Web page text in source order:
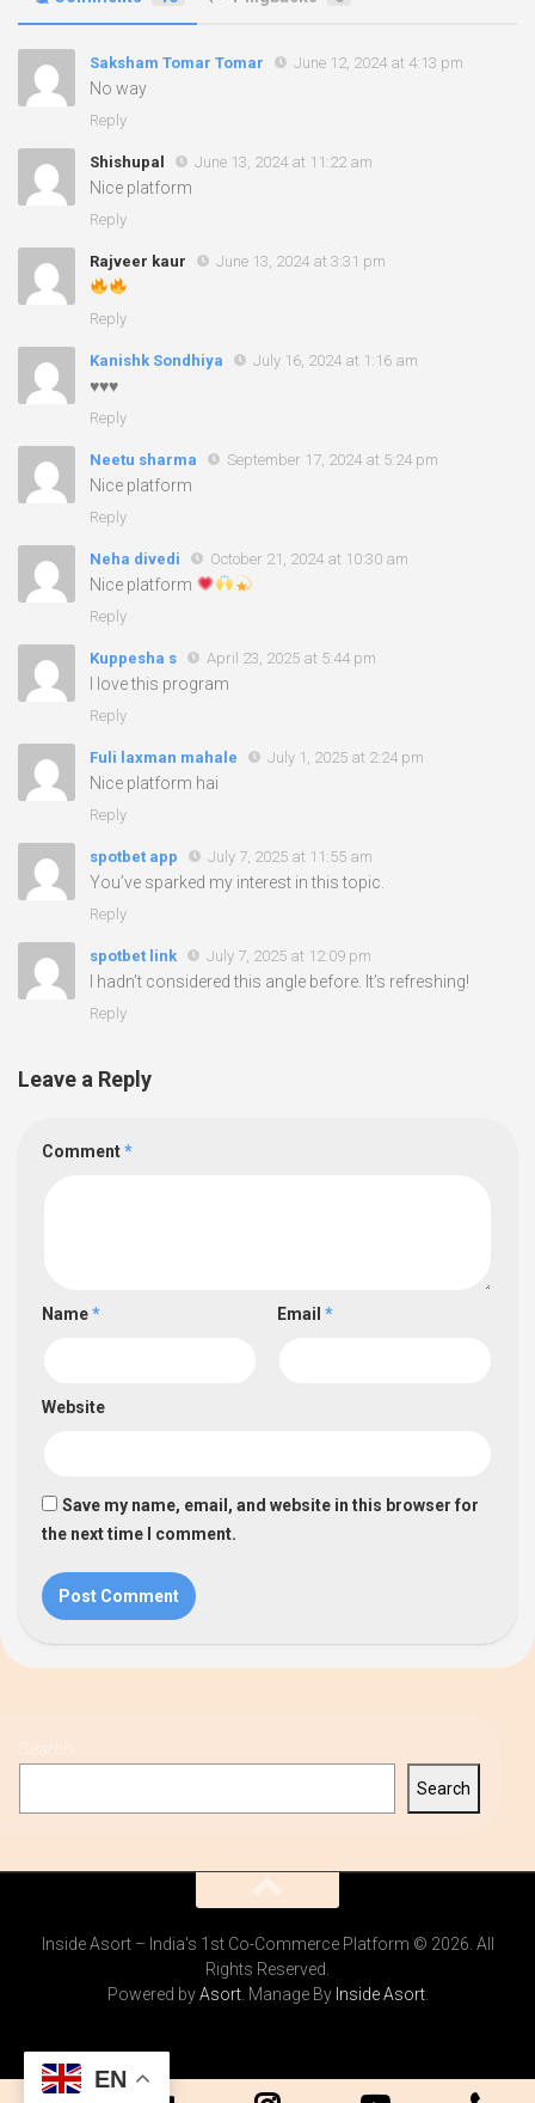
Saksham Tomar Tomar June 12, 2024 at 4:13 pm
No way
Reply
Shishupal June 13, 2024 at 11:22 am
Nice platform
Reply
Rajveer kaur June 13, 2024 at 3:31 pm
Reply
Kanishk Sondhiya July 16, 2024 at 1:16 am
♥️♥️♥️
Reply
Neetu sharma September 17, 2024 at 5:24 pm
Nice platform
Reply
Neha divedi October 21, 2024 at 10:30 am
Nice platform
Reply
Kuppesha s April 23, 2025 at 5:44 pm
I love this program
Reply
Fuli laxman mahale July 1, 2025 at 2:24 pm
Nice platform hai
Reply
spotbet app July 7, 2025 at 11:55 am
You’ve sparked my interest in this topic.
Reply
spotbet link July 7, 2025 at 12:09 pm
I hadn’t considered this angle before. It’s refreshing!
Reply
Leave a Reply
Comment*
Name* Email *
Website
Save my name, email, and website in this browser for
the next time I comment.
Search
Inside Asort – India's 1st Co-Commerce Platform © 2026. All
Rights Reserved.
Powered byAsort. Manage By Inside Asort.
EN